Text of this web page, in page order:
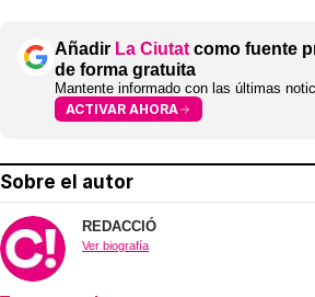
Añadir La Ciutat como fuente
de forma gratuita
Mantente informado con las últimas
ACTIVAR AHORA
Sobre el autor
REDACCIÓ
Ver biografía